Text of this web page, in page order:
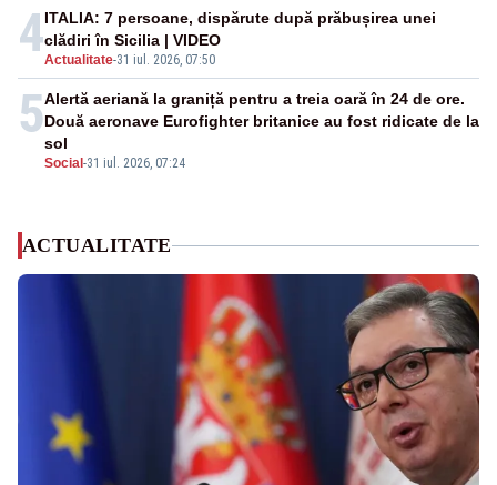
4Actualitate-31 iul. 2026, 07:50
ITALIA: 7 persoane, dispărute după prăbușirea unei
clădiri în Sicilia | VIDEO
5
Social -31 iul. 2026, 07:24
Alertă aeriană la graniță pentru a treia oară în 24 de ore.
Două aeronave Eurofighter britanice au fost ridicate de la
sol
ACTUALITATE